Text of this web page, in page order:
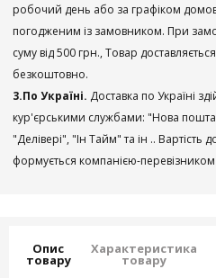
робочий день або за графіком
погодженим із замовником. При
суму від 500 грн., Товар доставляється
безкоштовно.
3.По Україні. Доставка по Україні
кур'єрськими службами: "Нова
"Делівері", "Ін Тайм" та ін .. Вартість
формується компанією-перевізником
Опис
товару
Характеристика
товару